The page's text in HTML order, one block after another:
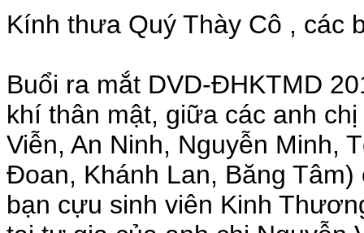
Kính thưa Quý Thày Cô , các
Buổi ra mắt DVD-ĐHKTMD
khí thân mật, giữa các anh
Viễn, An Ninh, Nguyễn Minh,
Đoan, Khánh Lan, Băng
bạn cựu sinh viên Kinh